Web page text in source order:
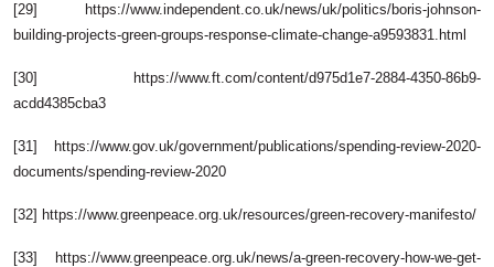
[29] https://www.independent.co.uk/news/uk/politics/boris-johnson-
building-projects-green-groups-response-climate-change-a9593831.html
[30] https://www.ft.com/content/d975d1e7-2884-4350-86b9-
acdd4385cba3
[31] https://www.gov.uk/government/publications/spending-review-2020-
documents/spending-review-2020
[32] https://www.greenpeace.org.uk/resources/green-recovery-manifesto/
[33] https://www.greenpeace.org.uk/news/a-green-recovery-how-we-get-